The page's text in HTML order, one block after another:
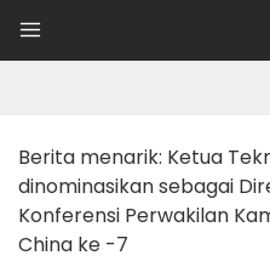
Berita menarik: Ketua
dinominasikan sebagai
Konferensi Perwakilan
China ke -7